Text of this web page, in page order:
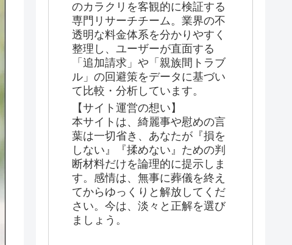
のカラクリを客観的に検証する
専門リサーチチーム。業界の不
透明な料金体系を分かりやすく
整理し、ユーザーが直面する
「追加請求」や「親族間トラブ
ル」の回避策をデータに基づい
て比較・分析しています。
【サイト運営の想い】
本サイトは、綺麗事や慰めの言
葉は一切省き、あなたが『損を
しない』『揉めない』ための判
断材料だけを論理的に提示しま
す。感情は、無事に葬儀を終え
てからゆっくりと解放してくだ
さい。今は、淡々と正解を選び
ましょう。